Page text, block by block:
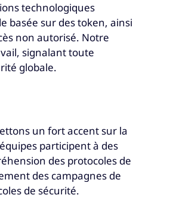
technologiques
basée sur des token, ainsi
non autorisé. Notre
signalant toute
globale.
un fort accent sur la
participent à des
des protocoles de
des campagnes de
de sécurité.